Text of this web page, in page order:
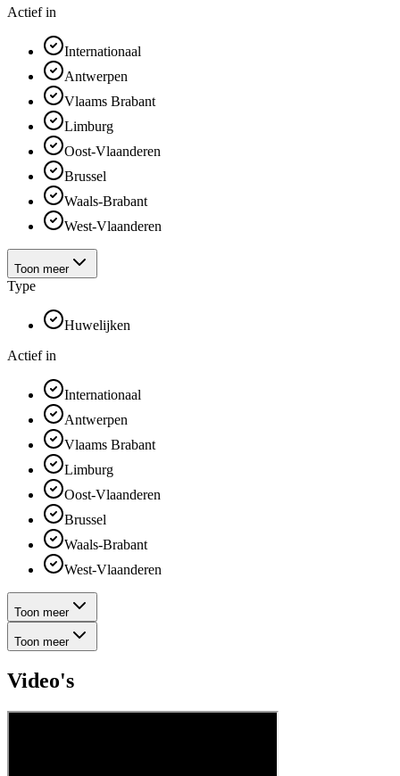
Actief in
Internationaal
Antwerpen
Vlaams Brabant
Limburg
Oost-Vlaanderen
Brussel
Waals-Brabant
West-Vlaanderen
Toon meer
Type
Huwelijken
Actief in
Internationaal
Antwerpen
Vlaams Brabant
Limburg
Oost-Vlaanderen
Brussel
Waals-Brabant
West-Vlaanderen
Toon meer
Toon meer
Video's